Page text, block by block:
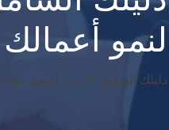
لنمو أعمالك
دليلك الشامل لاختيار أفضل نظام ERP في السعودية: حلول واقعية لنمو أعمالك